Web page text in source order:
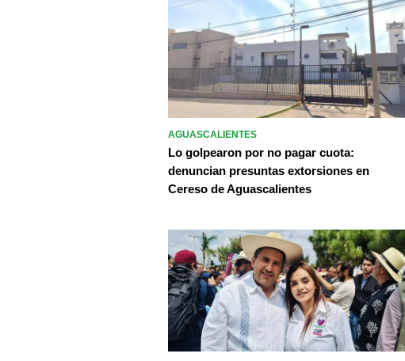
AGUASCALIENTES
Lo golpearon por no pagar cuota:
denuncian presuntas extorsiones en
Cereso de Aguascalientes